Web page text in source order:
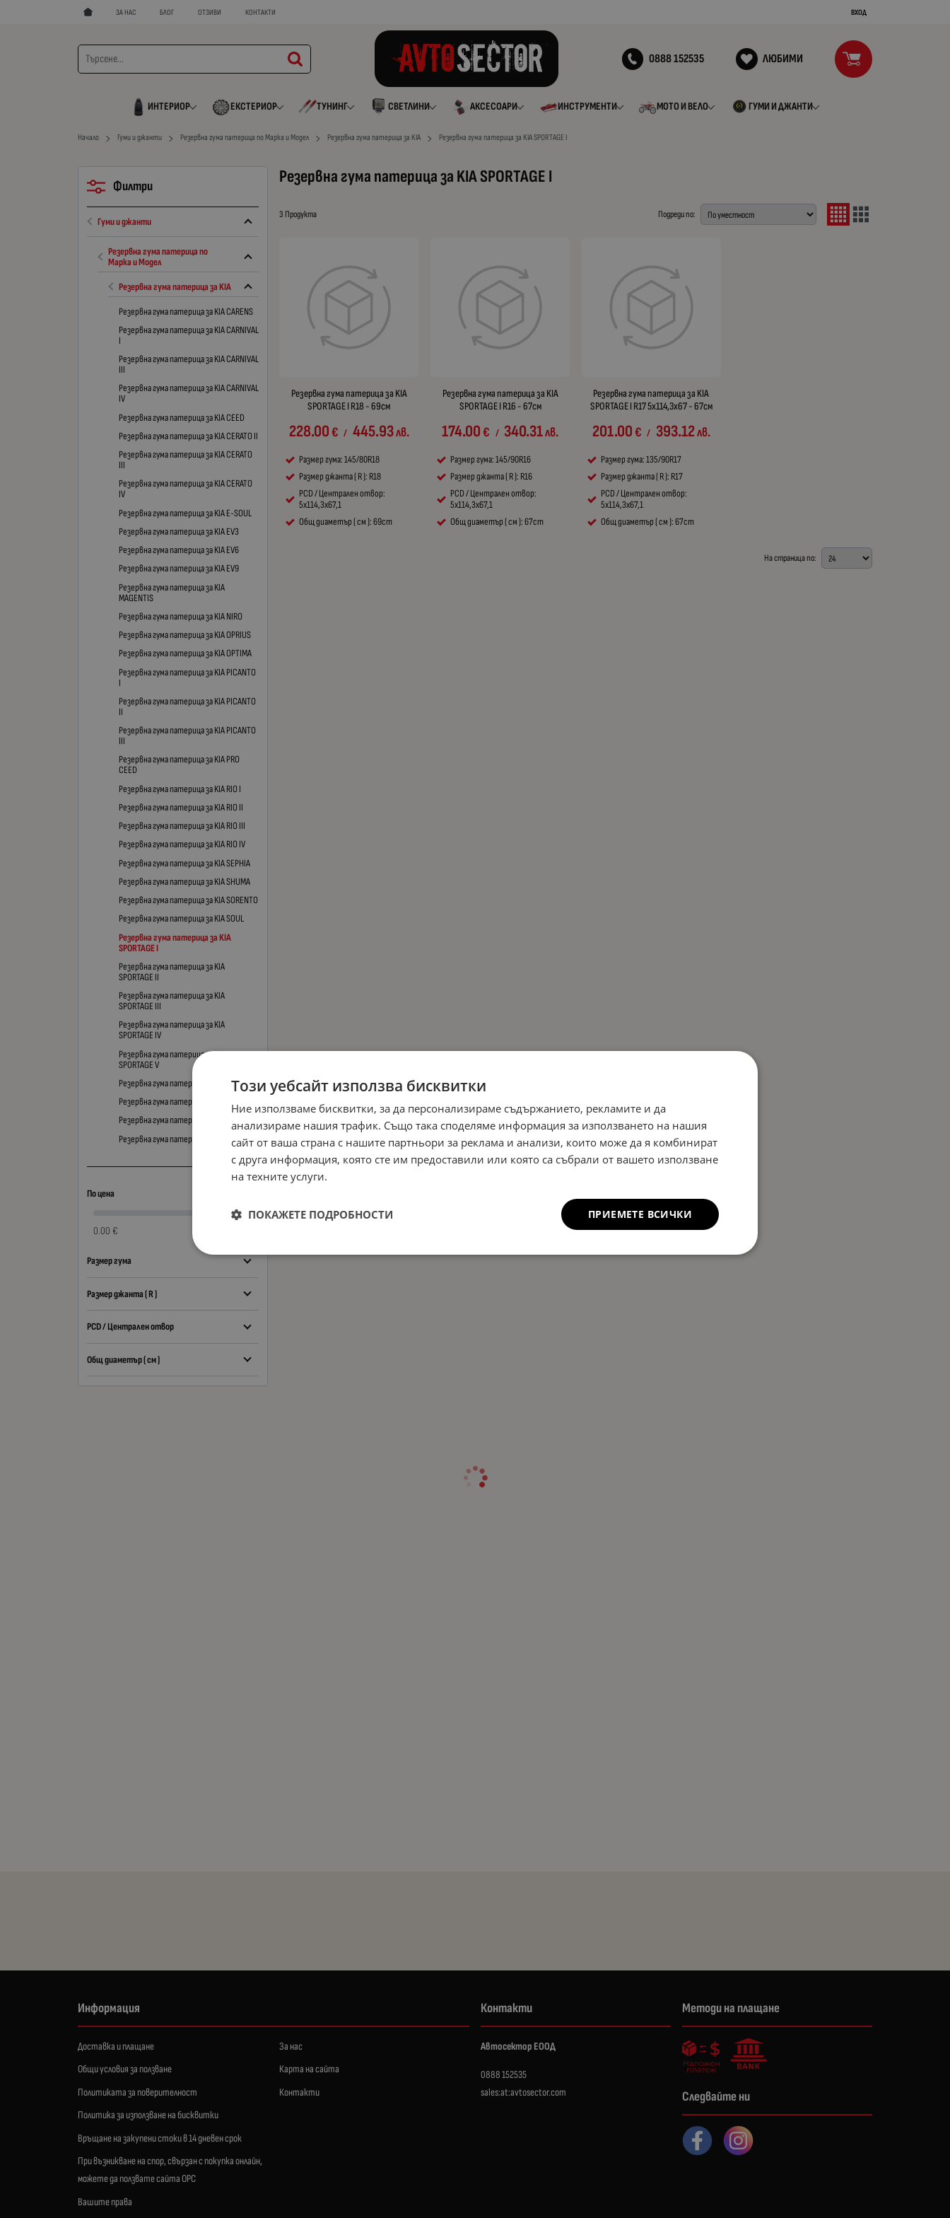
ЗА НАС БЛОГ ОТЗИВИ КОНТАКТИ ВХОД
0888 152535 ЛЮБИМИ
ИНТЕРИОР ЕКСТЕРИОР ТУНИНГ СВЕТЛИНИ АКСЕСОАРИ ИНСТРУМЕНТИ МОТО И ВЕЛО ГУМИ И ДЖАНТИ
Начало Гуми и джанти Резервна гума патерица по Марка и Модел Резервна гума патерица за KIA Резервна гума патерица за KIA SPORTAGE I
Резервна гума патерица за KIA SPORTAGE I
3 Продукта Подреди по:
Резервна гума патерица за KIA
SPORTAGE I R18 - 69см
228.00€ / 445.93лв.
Размер гума: 145/80R18
Размер джанта ( R ): R18
PCD / Централен отвор:
5x114,3x67,1
Общ диаметър ( см ): 69cm
Резервна гума патерица за KIA
SPORTAGE I R16 - 67см
174.00€ / 340.31лв.
Размер гума: 145/90R16
Размер джанта ( R ): R16
PCD / Централен отвор:
5x114,3x67,1
Общ диаметър ( см ): 67cm
Резервна гума патерица за KIA
SPORTAGE I R17 5x114,3x67 - 67см
201.00€ / 393.12лв.
Размер гума: 135/90R17
Размер джанта ( R ): R17
PCD / Централен отвор:
5x114,3x67,1
Общ диаметър ( см ): 67cm
На страница по:
Филтри
Гуми и джанти
Резервна гума патерица по
Марка и Модел
Резервна гума патерица за KIA
Резервна гума патерица за KIA CARENS
Резервна гума патерица за KIA CARNIVAL
I
Резервна гума патерица за KIA CARNIVAL
III
Резервна гума патерица за KIA CARNIVAL
IV
Резервна гума патерица за KIA CEED
Резервна гума патерица за KIA CERATO II
Резервна гума патерица за KIA CERATO
III
Резервна гума патерица за KIA CERATO
IV
Резервна гума патерица за KIA E-SOUL
Резервна гума патерица за KIA EV3
Резервна гума патерица за KIA EV6
Резервна гума патерица за KIA EV9
Резервна гума патерица за KIA
MAGENTIS
Резервна гума патерица за KIA NIRO
Резервна гума патерица за KIA OPRIUS
Резервна гума патерица за KIA OPTIMA
Резервна гума патерица за KIA PICANTO
I
Резервна гума патерица за KIA PICANTO
II
Резервна гума патерица за KIA PICANTO
III
Резервна гума патерица за KIA PRO
CEED
Резервна гума патерица за KIA RIO I
Резервна гума патерица за KIA RIO II
Резервна гума патерица за KIA RIO III
Резервна гума патерица за KIA RIO IV
Резервна гума патерица за KIA SEPHIA
Резервна гума патерица за KIA SHUMA
Резервна гума патерица за KIA SORENTO
Резервна гума патерица за KIA SOUL
Резервна гума патерица за KIA
SPORTAGE I
Резервна гума патерица за KIA
SPORTAGE II
Резервна гума патерица за KIA
SPORTAGE III
Резервна гума патерица за KIA
SPORTAGE IV
Резервна гума патерица за KIA
SPORTAGE V
Резервна гума патерица за KIA STINGER
Резервна гума патерица за KIA STONIC
Резервна гума патерица за KIA VENGA
Резервна гума патерица за KIA X-CEED
По цена
0.00 €
Размер гума
Размер джанта ( R )
PCD / Централен отвор
Общ диаметър ( см )
Информация
Доставка и плащане
Общи условия за ползване
Политиката за поверителност
Политика за използване на бисквитки
Връщане на закупени стоки в 14 дневен срок
При възникване на спор, свързан с покупка онлайн,
можете да ползвате сайта ОРС
Вашите права
За нас
Карта на сайта
Контакти
Контакти
Автосектор ЕООД
0888 152535
sales:at:avtosector.com
Методи на плащане
Следвайте ни
Този уебсайт използва бисквитки
Ние използваме бисквитки, за да персонализираме съдържанието, рекламите и да
анализираме нашия трафик. Също така споделяме информация за използването на нашия
сайт от ваша страна с нашите партньори за реклама и анализи, които може да я комбинират
с друга информация, която сте им предоставили или която са събрали от вашето използване
на техните услуги.
ПРИЕМЕТЕ ВСИЧКИ
ПОКАЖЕТЕ ПОДРОБНОСТИ